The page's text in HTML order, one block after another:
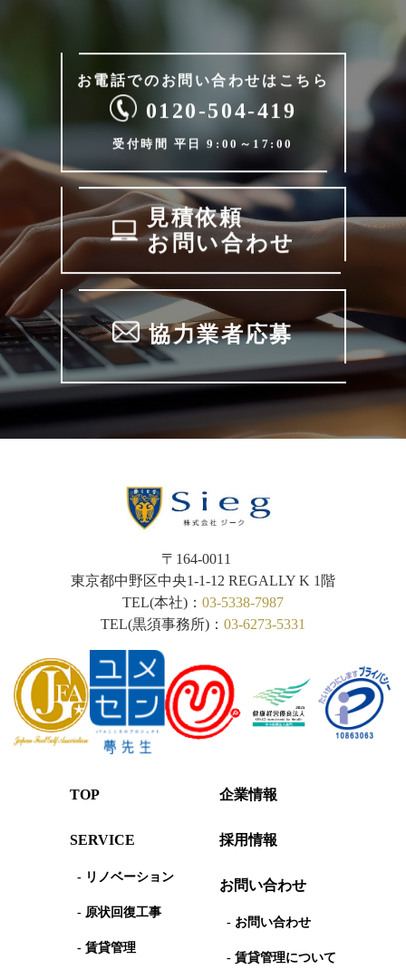
お電話でのお問い合わせは こちら
0120-504-419
受付時間 平日 9:00～17:00
見積依頼
お問い合わせ
協力業者応募
〒164-0011
東京都中野区中央1-1-12 REGALLY K 1階
TEL(本社)： 03-5338-7987
TEL(黒須事務所)： 03-6273-5331
TOP
SERVICE
- リノベーション
- 原状回復工事
- 賃貸管理
企業情報
採用情報
お問い合わせ
- お問い合わせ
- 賃貸管理について